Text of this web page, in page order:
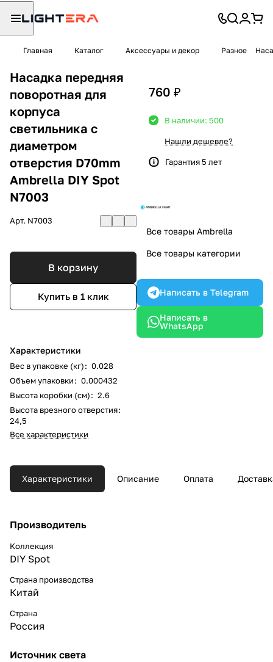
Главная Каталог Аксессуары и декор Разное
Насадка передняя
поворотная для
корпуса
светильника с
диаметром
отверстия D70mm
Ambrella DIY Spot
N7003
Арт. N7003
В корзину
Купить в 1 клик
Характеристики
Вес в упаковке (кг): 0.028
Объем упаковки: 0.000432
Высота коробки (см): 2.6
Высота врезного отверстия:
24,5
Все характеристики
760 ₽
В наличии: 500
Нашли дешевле?
Гарантия 5 лет
Все товары Ambrella
Все товары категории
Написать в Telegram
Написать в
WhatsApp
Характеристики Описание Оплата
Производитель
Коллекция
DIY Spot
Страна производства
Китай
Страна
Россия
Источник света